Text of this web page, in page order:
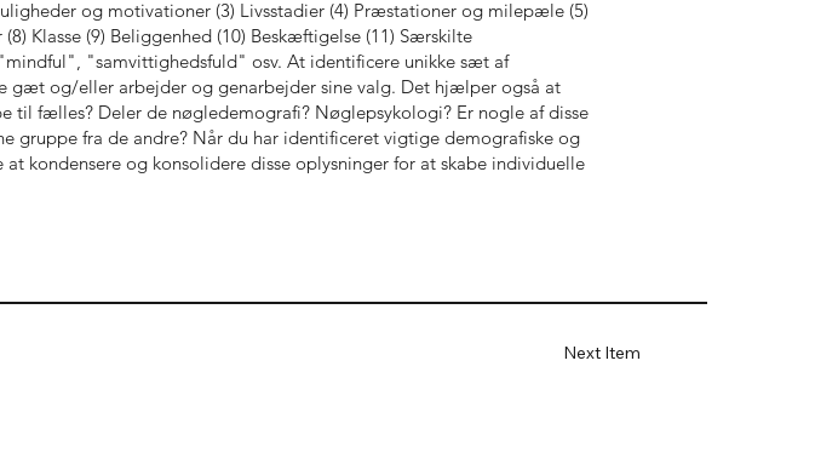
og motivationer (3) Livsstadier (4) Præstationer og milepæle (5)
Klasse (9) Beliggenhed (10) Beskæftigelse (11) Særskilte
"samvittighedsfuld" osv. At identificere unikke sæt af
gæt og/eller arbejder og genarbejder sine valg. Det hjælper også at
til fælles? Deler de nøgledemografi? Nøglepsykologi? Er nogle af disse
gruppe fra de andre? Når du har identificeret vigtige demografiske og
kondensere og konsolidere disse oplysninger for at skabe individuelle
Next Item